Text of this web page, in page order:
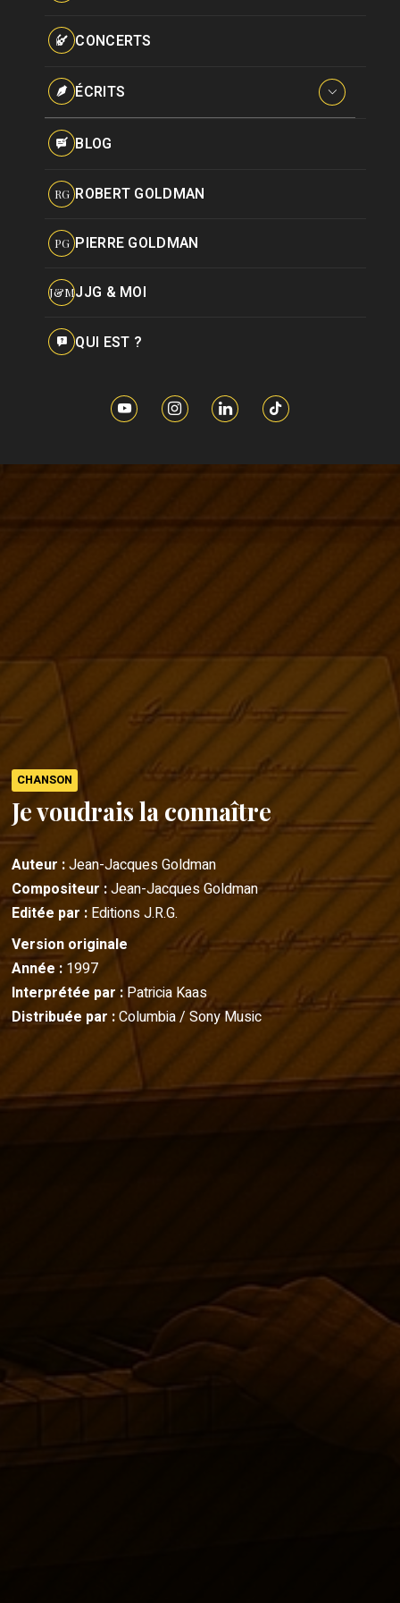
Pseudonymes
CONCERTS
ÉCRITS
Interviews
BLOG
RG ROBERT GOLDMAN
PG PIERRE GOLDMAN
J&MJJG & MOI
QUI EST ?
CHANSON
Je voudrais la connaître
Auteur :Jean-Jacques Goldman
Compositeur :Jean-Jacques Goldman
Editée par :Editions J.R.G.
Version originale
Année :1997
Interprétée par : Patricia Kaas
Distribuée par :Columbia / Sony Music